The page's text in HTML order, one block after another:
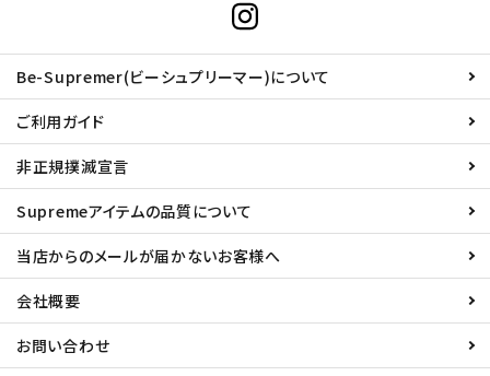
Be-Supremer(ビーシュプリーマー)について
ご利用ガイド
非正規撲滅宣言
Supremeアイテムの品質について
当店からのメールが届かないお客様へ
会社概要
お問い合わせ